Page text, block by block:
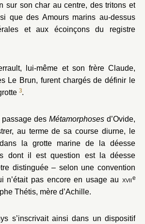
sur son char au centre, des tritons et
que des Amours marins au-dessus
et aux écoinçons du registre
lui-même et son frère Claude,
Le Brun, furent chargés de définir le
3.
passage des Métamorphoses d’Ovide,
au terme de sa course diurne, le
la grotte marine de la déesse
dont il est question est la déesse
distinguée – selon une convention
n’était pas encore en usage au xviie
Thétis, mère d’Achille.
s’inscrivait ainsi dans un dispositif